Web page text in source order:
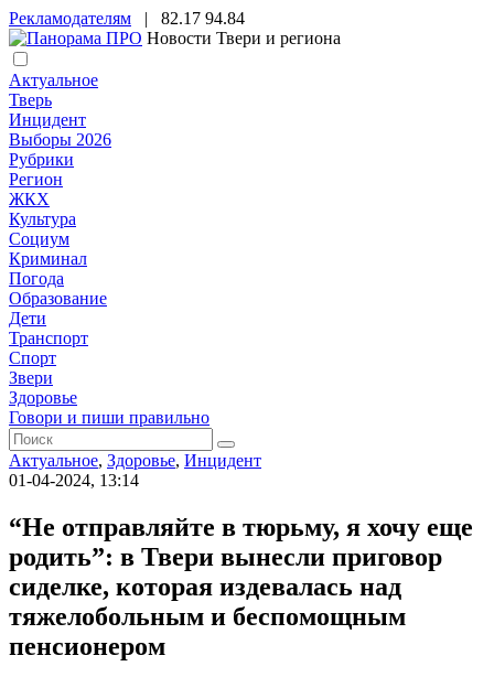
Рекламодателям | 82.17 94.84
Новости Твери и региона
Актуальное
Тверь
Инцидент
Выборы 2026
Рубрики
Регион
ЖКХ
Культура
Социум
Криминал
Погода
Образование
Дети
Транспорт
Спорт
Звери
Здоровье
Говори и пиши правильно
Актуальное, Здоровье, Инцидент
01-04-2024, 13:14
“Не отправляйте в тюрьму, я хочу еще
родить”: в Твери вынесли приговор
сиделке, которая издевалась над
тяжелобольным и беспомощным
пенсионером